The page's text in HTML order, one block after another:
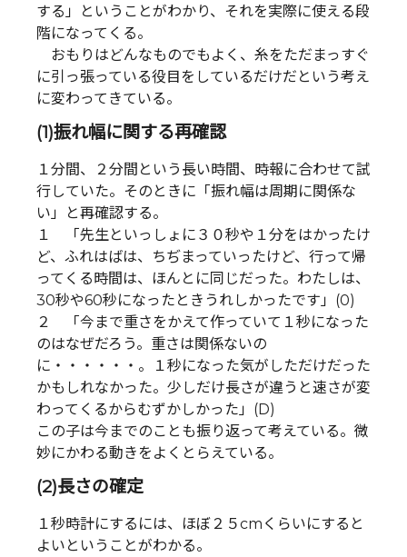
する」ということがわかり、それを実際に使える段
階になってくる。
おもりはどんなものでもよく、糸をただまっすぐ
に引っ張っている役目をしているだけだという考え
に変わってきている。
(1)振れ幅に関する再確認
１分間、２分間という長い時間、時報に合わせて試
行していた。そのときに「振れ幅は周期に関係な
い」と再確認する。
１ 「先生といっしょに３０秒や１分をはかったけ
ど、ふれはばは、ちぢまっていったけど、行って帰
ってくる時間は、ほんとに同じだった。わたしは、
30秒や60秒になったときうれしかったです」(0)
２ 「今まで重さをかえて作っていて１秒になった
のはなぜだろう。重さは関係ないの
に・・・・・・。１秒になった気がしただけだった
かもしれなかった。少しだけ長さが違うと速さが変
わってくるからむずかしかった」(D)
この子は今までのことも振り返って考えている。微
妙にかわる動きをよくとらえている。
(2)長さの確定
１秒時計にするには、ほぼ２５cmくらいにすると
よいということがわかる。